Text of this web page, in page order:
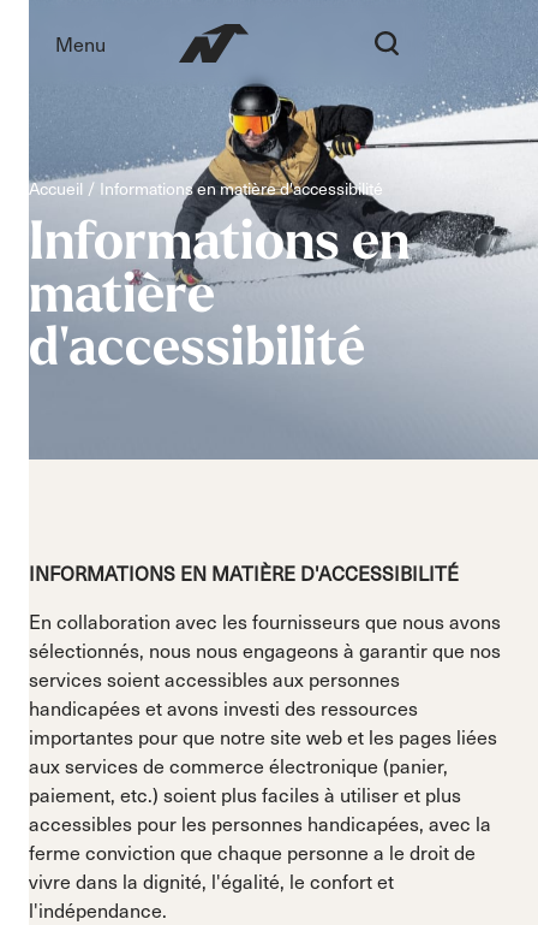
Menu
Accueil Informations en matière d'accessibilité
Informations en
matière
d'accessibilité
INFORMATIONS EN MATIÈRE D'ACCESSIBILITÉ
En collaboration avec les fournisseurs que nous avons
sélectionnés, nous nous engageons à garantir que nos
services soient accessibles aux personnes
handicapées et avons investi des ressources
importantes pour que notre site web et les pages liées
aux services de commerce électronique (panier,
paiement, etc.) soient plus faciles à utiliser et plus
accessibles pour les personnes handicapées, avec la
ferme conviction que chaque personne a le droit de
vivre dans la dignité, l'égalité, le confort et
l'indépendance.